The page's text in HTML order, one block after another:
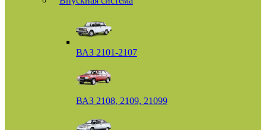
ВАЗ 2101-2107
ВАЗ 2108, 2109, 21099